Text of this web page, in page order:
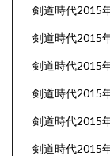
剣道時代2015
剣道時代2015
剣道時代2015
剣道時代2015
剣道時代2015
剣道時代2015